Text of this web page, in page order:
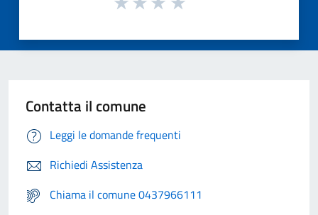
Contatta il comune
Leggi le domande frequenti
Richiedi Assistenza
Chiama il comune 0437966111